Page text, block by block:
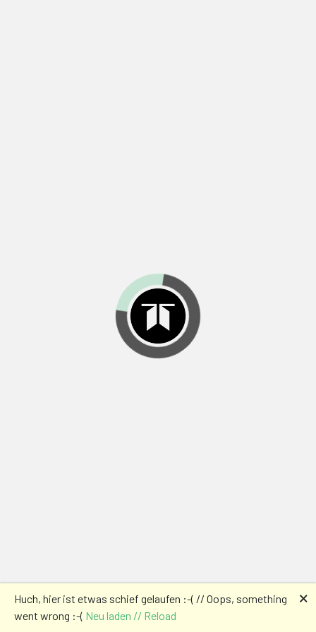
Huch, hier ist etwas schief gelaufen :-( // Oops, something
went wrong :-( Neu laden // Reload
🗙